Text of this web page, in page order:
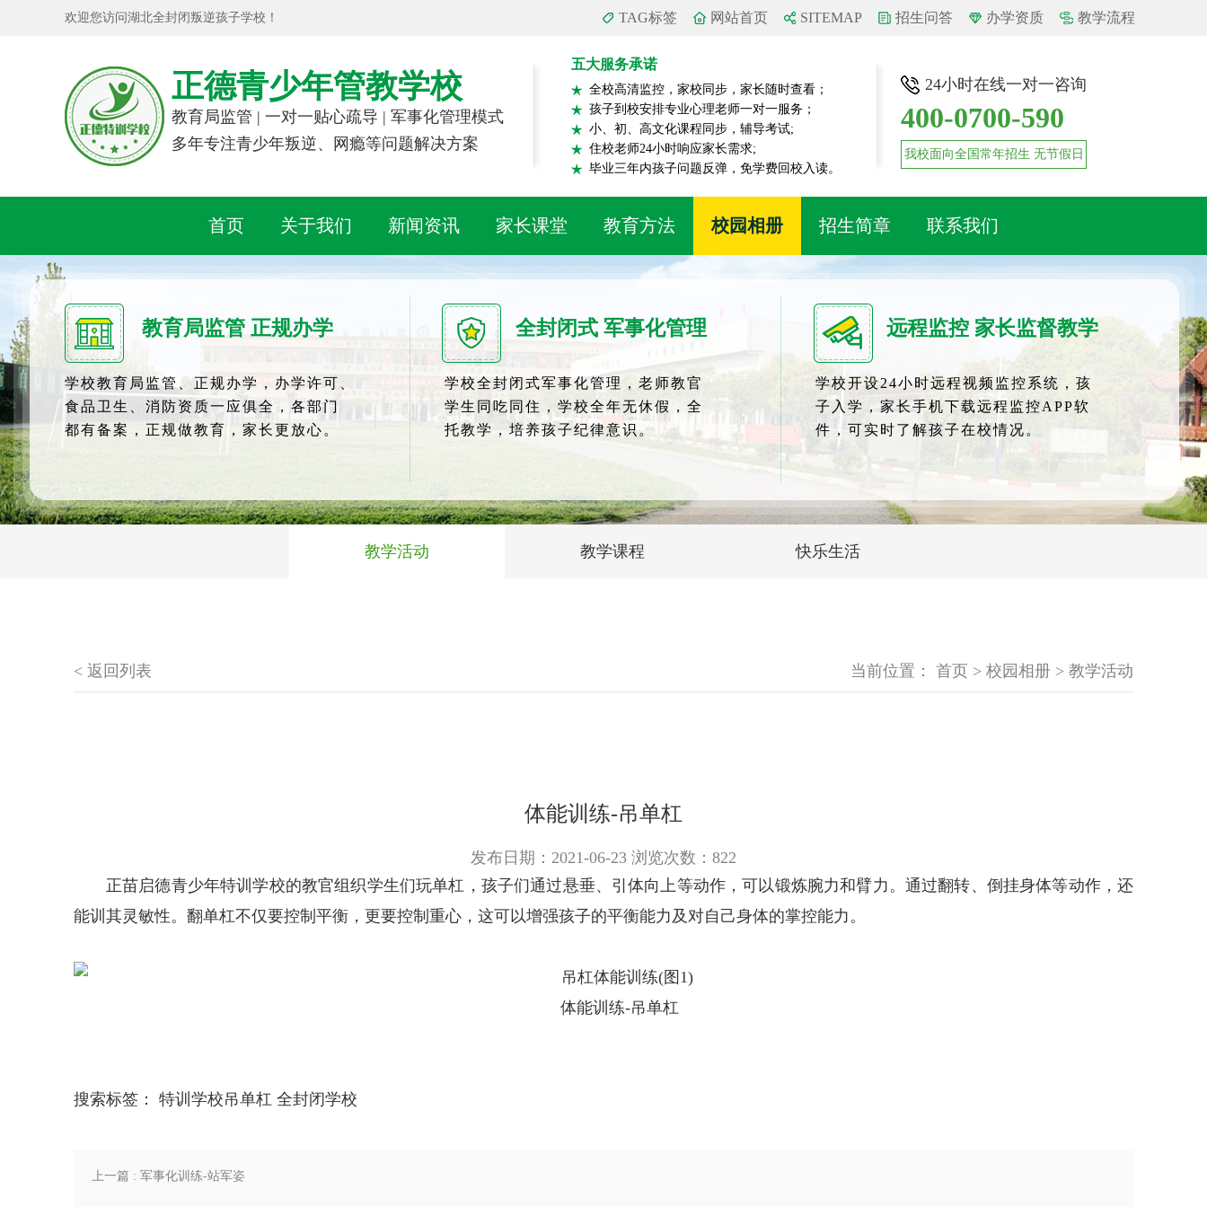
欢迎您访问湖北全封闭叛逆孩子学校！ TAG标签 网站首页 SITEMAP 招生问答 办学资质 教学流程
正德青少年管教学校
教育局监管 | 一对一贴心疏导 | 军事化管理模式
多年专注青少年叛逆、网瘾等问题解决方案
五大服务承诺
全校高清监控，家校同步，家长随时查看；
孩子到校安排专业心理老师一对一服务；
小、初、高文化课程同步，辅导考试;
住校老师24小时响应家长需求;
毕业三年内孩子问题反弹，免学费回校入读。
24小时在线一对一咨询
400-0700-590
我校面向全国常年招生 无节假日
首页 关于我们 新闻资讯 家长课堂 教育方法 校园相册 招生简章 联系我们
教育局监管 正规办学
学校教育局监管、正规办学，办学许可、
食品卫生、消防资质一应俱全，各部门
都有备案，正规做教育，家长更放心。
全封闭式 军事化管理
学校全封闭式军事化管理，老师教官
学生同吃同住，学校全年无休假，全
托教学，培养孩子纪律意识。
远程监控 家长监督教学
学校开设24小时远程视频监控系统，孩
子入学，家长手机下载远程监控APP软
件，可实时了解孩子在校情况。
教学活动 教学课程 快乐生活
< 返回列表 当前位置： 首页 > 校园相册 > 教学活动
体能训练-吊单杠
发布日期：2021-06-23 浏览次数： 822
正苗启德青少年特训学校的教官组织学生们玩单杠，孩子们通过悬垂、引体向上等动作，可以锻炼腕力和臂力。通过翻转、倒挂身体等动作，还
能训其灵敏性。翻单杠不仅要控制平衡，更要控制重心，这可以增强孩子的平衡能力及对自己身体的掌控能力。
体能训练-吊单杠
搜索标签： 特训学校吊单杠 全封闭学校
上一篇 : 军事化训练-站军姿